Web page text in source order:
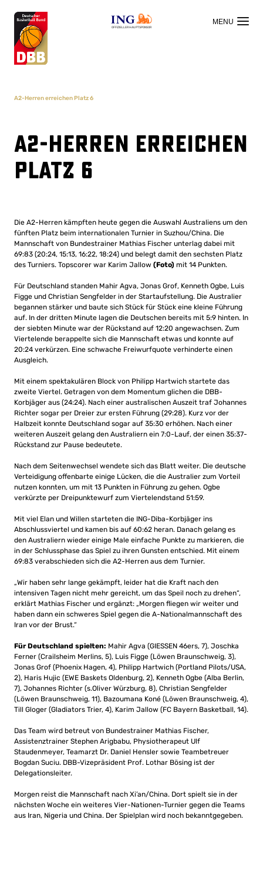
OFFIZIELLER HAUPTSPONSOR
A2-Herren erreichen Platz 6
A2-Herren erreichen
Platz 6
Die A2-Herren kämpften heute gegen die Auswahl Australiens um den
fünften Platz beim internationalen Turnier in Suzhou/China. Die
Mannschaft von Bundestrainer Mathias Fischer unterlag dabei mit
69:83 (20:24, 15:13, 16:22, 18:24) und belegt damit den sechsten Platz
des Turniers. Topscorer war Karim Jallow (Foto) mit 14 Punkten.
Für Deutschland standen Mahir Agva, Jonas Grof, Kenneth Ogbe, Luis
Figge und Christian Sengfelder in der Startaufstellung. Die Australier
begannen stärker und baute sich Stück für Stück eine kleine Führung
auf. In der dritten Minute lagen die Deutschen bereits mit 5:9 hinten. In
der siebten Minute war der Rückstand auf 12:20 angewachsen. Zum
Viertelende berappelte sich die Mannschaft etwas und konnte auf
20:24 verkürzen. Eine schwache Freiwurfquote verhinderte einen
Ausgleich.
Mit einem spektakulären Block von Philipp Hartwich startete das
zweite Viertel. Getragen von dem Momentum glichen die DBB-
Korbjäger aus (24:24). Nach einer australischen Auszeit traf Johannes
Richter sogar per Dreier zur ersten Führung (29:28). Kurz vor der
Halbzeit konnte Deutschland sogar auf 35:30 erhöhen. Nach einer
weiteren Auszeit gelang den Australiern ein 7:0-Lauf, der einen 35:37-
Rückstand zur Pause bedeutete.
Nach dem Seitenwechsel wendete sich das Blatt weiter. Die deutsche
Verteidigung offenbarte einige Lücken, die die Australier zum Vorteil
nutzen konnten, um mit 13 Punkten in Führung zu gehen. Ogbe
verkürzte per Dreipunktewurf zum Viertelendstand 51:59.
Mit viel Elan und Willen starteten die ING-Diba-Korbjäger ins
Abschlussviertel und kamen bis auf 60:62 heran. Danach gelang es
den Australiern wieder einige Male einfache Punkte zu markieren, die
in der Schlussphase das Spiel zu ihren Gunsten entschied. Mit einem
69:83 verabschieden sich die A2-Herren aus dem Turnier.
„Wir haben sehr lange gekämpft, leider hat die Kraft nach den
intensiven Tagen nicht mehr gereicht, um das Speil noch zu drehen“,
erklärt Mathias Fischer und ergänzt: „Morgen fliegen wir weiter und
haben dann ein schweres Spiel gegen die A-Nationalmannschaft des
Iran vor der Brust.“
Für Deutschland spielten: Mahir Agva (GIESSEN 46ers, 7), Joschka
Ferner (Crailsheim Merlins, 5), Luis Figge (Löwen Braunschweig, 3),
Jonas Grof (Phoenix Hagen, 4), Philipp Hartwich (Portland Pilots/USA,
2), Haris Hujic (EWE Baskets Oldenburg, 2), Kenneth Ogbe (Alba Berlin,
7), Johannes Richter (s.Oliver Würzburg, 8), Christian Sengfelder
(Löwen Braunschweig, 11), Bazoumana Koné (Löwen Braunschweig, 4),
Till Gloger (Gladiators Trier, 4), Karim Jallow (FC Bayern Basketball, 14).
Das Team wird betreut von Bundestrainer Mathias Fischer,
Assistenztrainer Stephen Arigbabu, Physiotherapeut Ulf
Staudenmeyer, Teamarzt Dr. Daniel Hensler sowie Teambetreuer
Bogdan Suciu. DBB-Vizepräsident Prof. Lothar Bösing ist der
Delegationsleiter.
Morgen reist die Mannschaft nach Xi’an/China. Dort spielt sie in der
nächsten Woche ein weiteres Vier-Nationen-Turnier gegen die Teams
aus Iran, Nigeria und China. Der Spielplan wird noch bekanntgegeben.